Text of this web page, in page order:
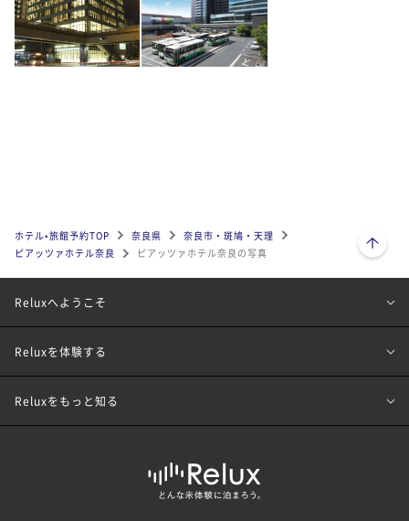
ホテル•旅館予約TOP 奈良県
奈良市・斑鳩・天理
ピアッツァホテル奈良
ピアッツァホテル奈良の写真
ページトップへ
Reluxへようこそ
Reluxを体験する
Reluxをもっと知る